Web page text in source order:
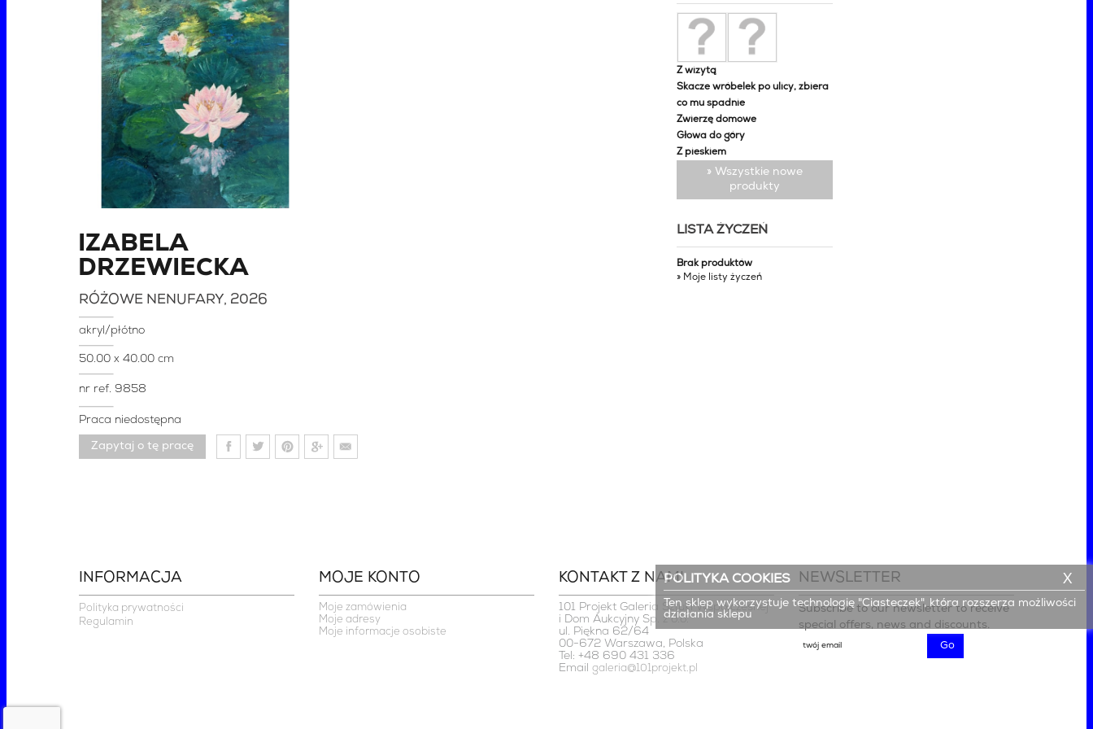
IZABELA
DRZEWIECKA
RÓŻOWE NENUFARY, 2026
akryl/płótno
50.00 x 40.00 cm
nr ref. 9858
Praca niedostępna
Zapytaj o tę pracę
Z wizytą
Skacze wróbelek po ulicy, zbiera
co mu spadnie
Zwierzę domowe
Głowa do góry
Z pieskiem
» Wszystkie nowe
produkty
LISTA ŻYCZEŃ
Brak produktów
» Moje listy życzeń
INFORMACJA
Polityka prywatności
Regulamin
MOJE KONTO
Moje zamówienia
Moje adresy
Moje informacje osobiste
KONTAKT Z NAMI
101 Projekt Galeria Sztuki Współczesnej
i Dom Aukcyjny Sp. z o.o.
ul. Piękna 62/64
00-672 Warszawa, Polska
Tel: +48 690 431 336
Email galeria@101projekt.pl
NEWSLETTER
Subscribe to our newsletter to receive
special offers, news and discounts.
POLITYKA COOKIES
Ten sklep wykorzystuje technologię "Ciasteczek", która rozszerza możliwości
działania sklepu
X